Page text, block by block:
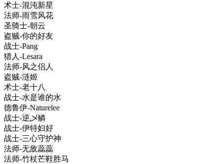
术士-混沌新星
法师-雨雪风花
圣骑士-朝云
盗贼-你的好友
战士-Pang
猎人-Lesara
法师-风之侣人
盗贼-涟姬
术士-老十八
战士-水是谁的水
德鲁伊-Naturelee
战士-逆乄鳞
战士-伊特妇好
战士-三心守护神
法师-无敌蕊蕊
法师-竹杖芒鞋胜马